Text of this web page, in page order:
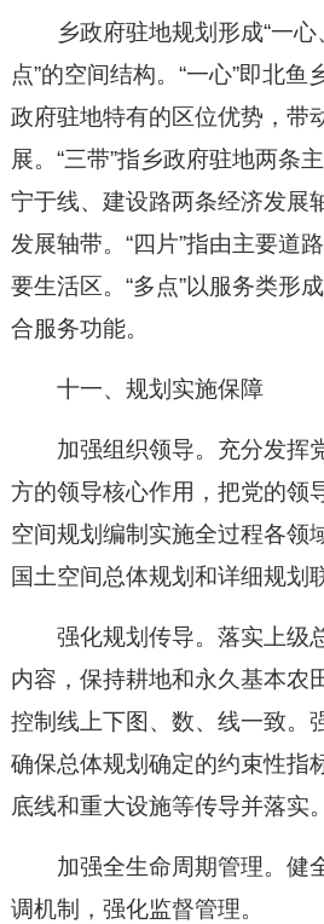
乡政府驻地规划形成“一
点”的空间结构。“一心”即北
政府驻地特有的区位优势，带
展。“三带”指乡政府驻地两条
宁于线、建设路两条经济发展
发展轴带。“四片”指由主要道
要生活区。“多点”以服务类形
合服务功能。
十一、规划实施保障
加强组织领导。充分发挥
方的领导核心作用，把党的领
空间规划编制实施全过程各领
国土空间总体规划和详细规划
强化规划传导。落实上级
内容，保持耕地和永久基本农
控制线上下图、数、线一致。
确保总体规划确定的约束性指
底线和重大设施等传导并落实。
加强全生命周期管理。健
调机制，强化监督管理。